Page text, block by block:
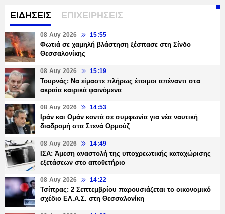
ΕΙΔΗΣΕΙΣ ΕΠΙΧΕΙΡΗΣΕΙΣ
08 Αυγ 2026 15:55
Φωτιά σε χαμηλή βλάστηση ξέσπασε στη Σίνδο
Θεσσαλονίκης
08 Αυγ 2026 15:19
Τουρνάς: Να είμαστε πλήρως έτοιμοι απέναντι στα
ακραία καιρικά φαινόμενα
08 Αυγ 2026 14:53
Ιράν και Ομάν κοντά σε συμφωνία για νέα ναυτική
διαδρομή στα Στενά Ορμούζ
08 Αυγ 2026 14:49
ΙΣΑ: Άμεση αναστολή της υποχρεωτικής καταχώρισης
εξετάσεων στο αποθετήριο
08 Αυγ 2026 14:22
Τσίπρας: 2 Σεπτεμβρίου παρουσιάζεται το οικονομικό
σχέδιο ΕΛ.Α.Σ. στη Θεσσαλονίκη